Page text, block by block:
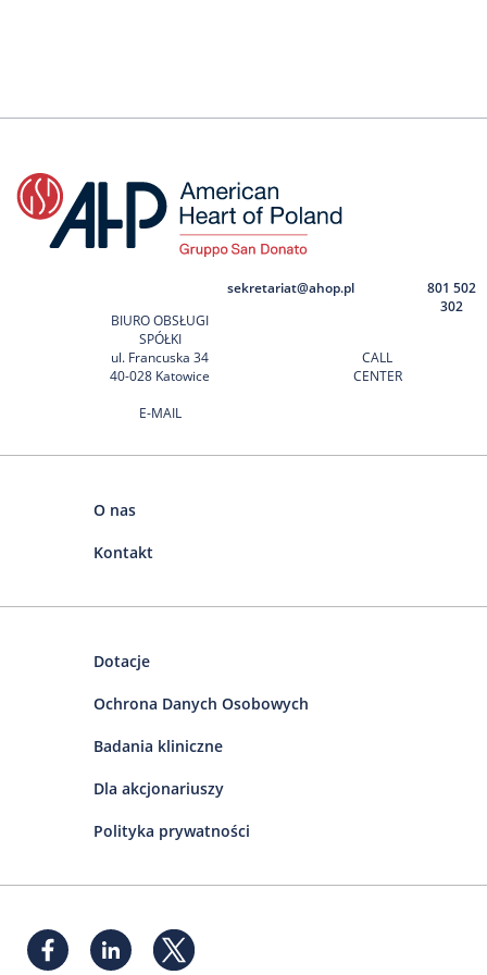
BIURO OBSŁUGI
SPÓŁKI
ul. Francuska 34
40-028 Katowice
E-MAIL
sekretariat@ahop.pl
CALL
CENTER
801 502
302
O nas
Kontakt
Dotacje
Ochrona Danych Osobowych
Badania kliniczne
Dla akcjonariuszy
Polityka prywatności